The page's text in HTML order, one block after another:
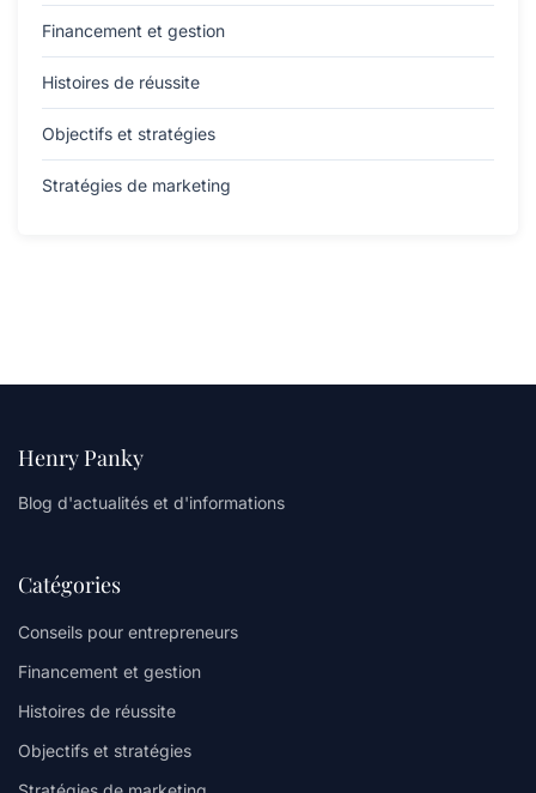
Financement et gestion
Histoires de réussite
Objectifs et stratégies
Stratégies de marketing
Henry Panky
Blog d'actualités et d'informations
Catégories
Conseils pour entrepreneurs
Financement et gestion
Histoires de réussite
Objectifs et stratégies